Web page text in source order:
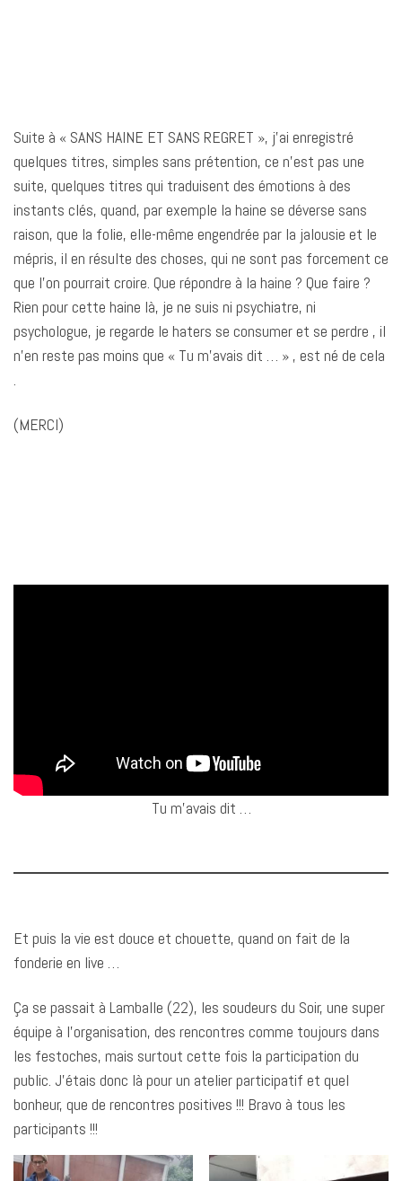
Suite à « SANS HAINE ET SANS REGRET », j’ai enregistré
quelques titres, simples sans prétention, ce n’est pas une
suite, quelques titres qui traduisent des émotions à des
instants clés, quand, par exemple la haine se déverse sans
raison, que la folie, elle-même engendrée par la jalousie et le
mépris, il en résulte des choses, qui ne sont pas forcement ce
que l’on pourrait croire. Que répondre à la haine ? Que faire ?
Rien pour cette haine là, je ne suis ni psychiatre, ni
psychologue, je regarde le haters se consumer et se perdre , il
n’en reste pas moins que « Tu m’avais dit … » , est né de cela
.
(MERCI)
Tu m’avais dit …
Et puis la vie est douce et chouette, quand on fait de la
fonderie en live …
Ça se passait à Lamballe (22), les soudeurs du Soir, une super
équipe à l’organisation, des rencontres comme toujours dans
les festoches, mais surtout cette fois la participation du
public. J’étais donc là pour un atelier participatif et quel
bonheur, que de rencontres positives !!! Bravo à tous les
participants !!!